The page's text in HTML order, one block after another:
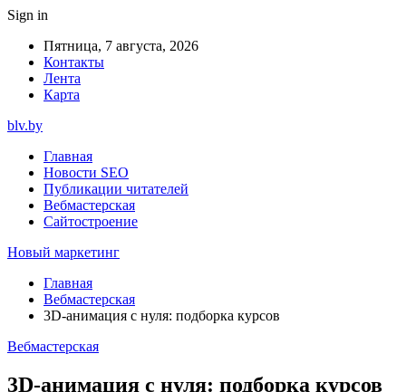
Sign in
Пятница, 7 августа, 2026
Контакты
Лента
Карта
blv.by
Главная
Новости SEO
Публикации читателей
Вебмастерская
Сайтостроение
Новый маркетинг
Главная
Вебмастерская
3D-анимация с нуля: подборка курсов
Вебмастерская
3D-анимация с нуля: подборка курсов